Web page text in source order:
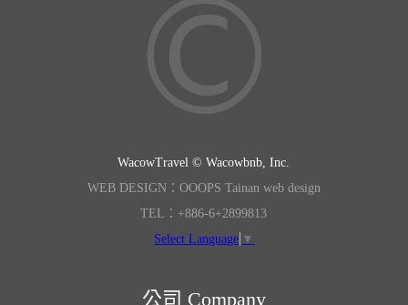
WacowTravel © Wacowbnb, Inc.
WEB DESIGN：OOOPS Tainan web design
TEL：+886-6+2899813
Select Language ▼
公司 Company